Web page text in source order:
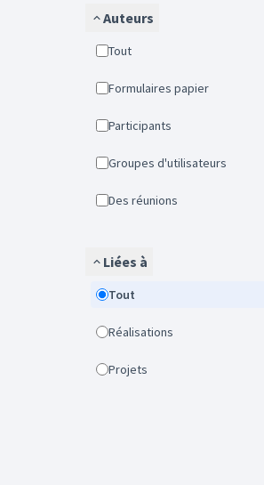
Auteurs
Tout
Formulaires papier
Participants
Groupes d'utilisateurs
Des réunions
Liées à
Tout
Réalisations
Projets